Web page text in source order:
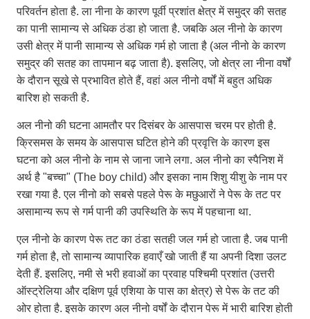
परिवर्तन होता है. ला नीना के कारण पूर्वी प्रशांत क्षेत्र में समुद्र की सतह
का पानी सामान्य से अधिक ठंडा हो जाता है. जबकि अल नीनो के कारण
उसी क्षेत्र में पानी सामान्य से अधिक गर्म हो जाता है (अल नीनो के कारण
समुद्र की सतह का तापमान बढ़ जाता है). इसलिए, जो क्षेत्र ला नीना वर्षों
के दौरान सूखे से प्रभावित होते हैं, वहां अल नीनो वर्षों में बहुत अधिक
बारिश हो सकती है.
अल नीनो की घटना आमतौर पर दिसंबर के आसपास चरम पर होती है.
क्रिसमस के समय के आसपास घटित होने की प्रवृत्ति के कारण इस
घटना को अल नीनो के नाम से जाना जाने लगा. अल नीनो का स्पैनिश में
अर्थ है "बच्चा" (The boy child) और इसका नाम शिशु यीशु के नाम पर
रखा गया है. एल नीनो को सबसे पहले पेरू के मछुआरों ने पेरू के तट पर
असामान्य रूप से गर्म पानी की उपस्थिति के रूप में पहचाना था.
एल नीनो के कारण पेरू तट का ठंडा सतही जल गर्म हो जाता है. जब पानी
गर्म होता है, तो सामान्य व्यापारिक हवाएँ खो जाती हैं या अपनी दिशा उलट
देती हैं. इसलिए, नमी से भरी हवाओं का प्रवाह पश्चिमी प्रशांत (उत्तरी
ऑस्ट्रेलिया और दक्षिण पूर्व एशिया के पास का क्षेत्र) से पेरू के तट की
ओर होता है. इसके कारण अल नीनो वर्षों के दौरान पेरू में भारी बारिश होती